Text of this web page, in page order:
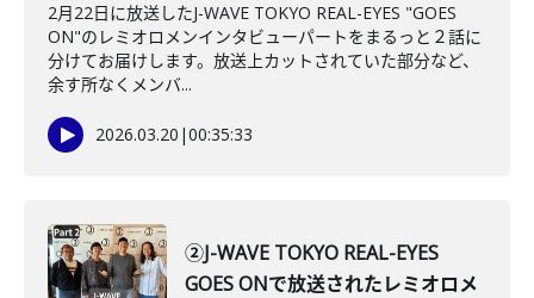
2月22日に放送したJ-WAVE TOKYO REAL-EYES "GOES
ON"のレミオロメンインタビューパートをまるっと２話に
分けてお届けします。放送上カットされていた部分など、
余す所なくメンバ...
2026.03.20 |00:35:33
②J-WAVE TOKYO REAL-EYES
GOES ONで放送されたレミオロメ